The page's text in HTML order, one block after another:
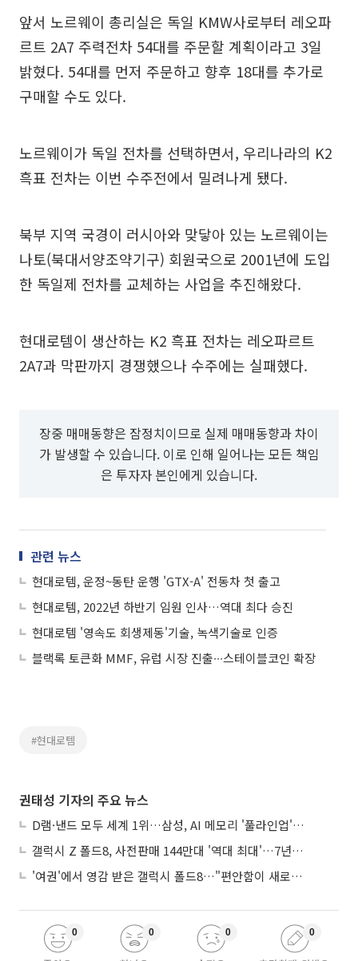
앞서 노르웨이 총리실은 독일 KMW사로부터 레오파
르트 2A7 주력전차 54대를 주문할 계획이라고 3일
밝혔다. 54대를 먼저 주문하고 향후 18대를 추가로
구매할 수도 있다.
노르웨이가 독일 전차를 선택하면서, 우리나라의 K2
흑표 전차는 이번 수주전에서 밀려나게 됐다.
북부 지역 국경이 러시아와 맞닿아 있는 노르웨이는
나토(북대서양조약기구) 회원국으로 2001년에 도입
한 독일제 전차를 교체하는 사업을 추진해왔다.
현대로템이 생산하는 K2 흑표 전차는 레오파르트
2A7과 막판까지 경쟁했으나 수주에는 실패했다.
장중 매매동향은 잠정치이므로 실제 매매동향과 차이
가 발생할 수 있습니다. 이로 인해 일어나는 모든 책임
은 투자자 본인에게 있습니다.
관련 뉴스
현대로템, 운정~동탄 운행 'GTX-A' 전동차 첫 출고
현대로템, 2022년 하반기 임원 인사…역대 최다 승진
현대로템 '영속도 회생제동'기술, 녹색기술로 인증
블랙록 토큰화 MMF, 유럽 시장 진출∙∙∙스테이블코인 확장
#현대로템
권태성 기자의 주요 뉴스
D램·낸드 모두 세계 1위…삼성, AI 메모리 '풀라인업'으로 승부
갤럭시 Z 폴드8, 사전판매 144만대 '역대 최대'…7년만에 갤노트10 기록 넘어
'여권'에서 영감 받은 갤럭시 폴드8…"편안함이 새로운 디자인 경쟁력"
0 0 0 0